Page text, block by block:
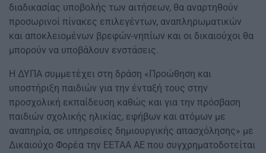
διαδικασίας υποβολής των αιτήσεων, θα αναρτηθούν
προσωρινοί πίνακες επιλεγέντων, αναπληρωματικών
και αποκλειομένων βρεφών-νηπίων και οι δικαιούχοι θα
μπορούν να υποβάλουν ενστάσεις.
Η ΔΥΠΑ συμμετέχει στη δράση «Προώθηση και
υποστήριξη παιδιών για την ένταξή τους στην
προσχολική εκπαίδευση καθώς και για την πρόσβαση
παιδιών σχολικής ηλικίας, εφήβων και ατόμων με
αναπηρία, σε υπηρεσίες δημιουργικής απασχόλησης» με
Δικαιούχο Φορέα την ΕΕΤΑΑ ΑΕ που συγχρηματοδοτείται